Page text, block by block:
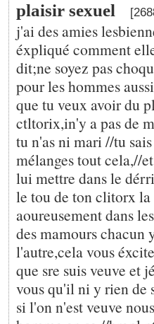
plaisir sexuel
j'ai des amies
éxpliqué comment
dit;ne soyez pas
pour les hommes
que tu veux avoir du
ctltorix,in'y a pas de
tu n'as ni mari //tu
mélanges tout cela,//
lui mettre dans le
le tou de ton clitorx la
aoureusement dans
des mamours chacun
l'autre,cela vous
que sre suis veuve et
vous qu'il ni y rien de
si l'on n'est veuve